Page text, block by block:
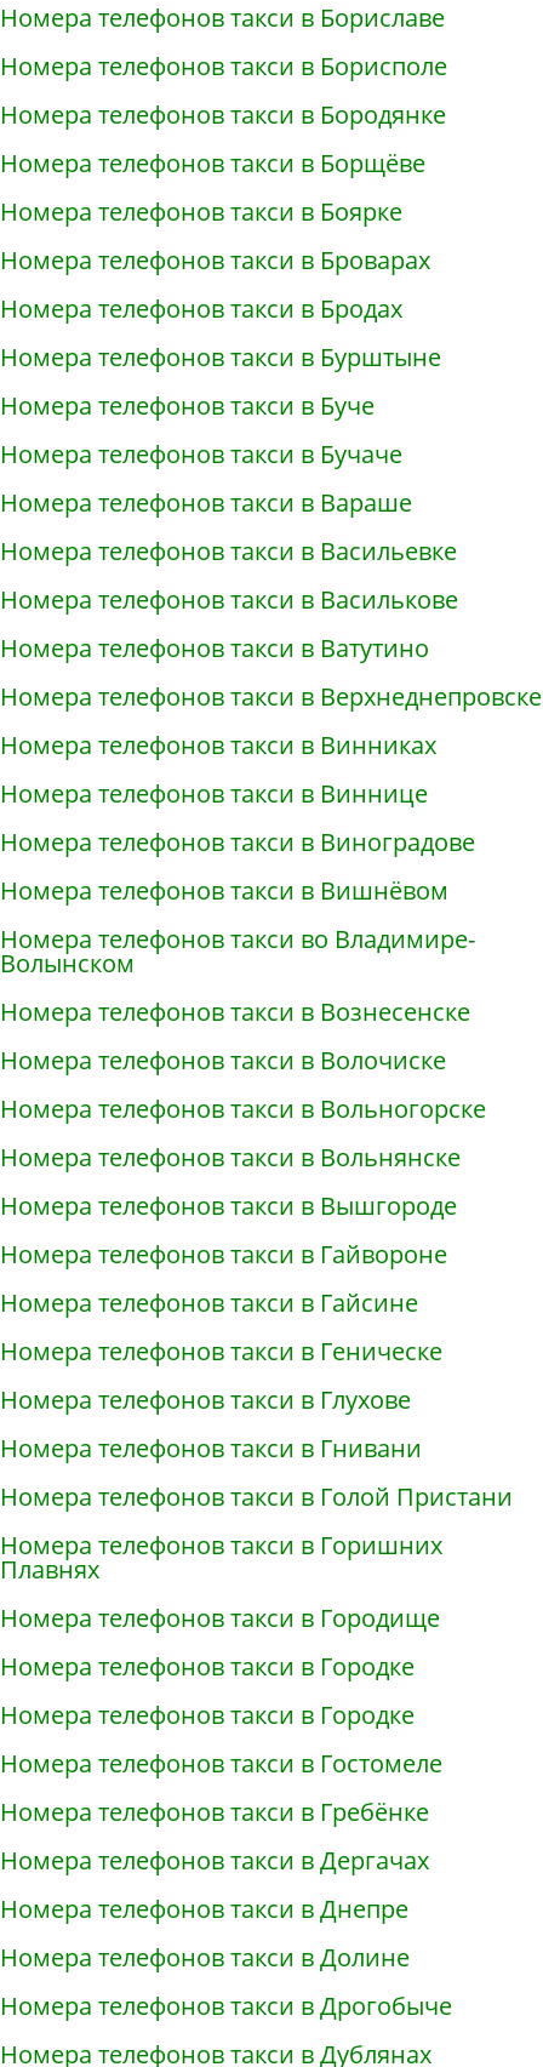
Номера телефонов такси в Бориславе
Номера телефонов такси в Борисполе
Номера телефонов такси в Бородянке
Номера телефонов такси в Борщёве
Номера телефонов такси в Боярке
Номера телефонов такси в Броварах
Номера телефонов такси в Бродах
Номера телефонов такси в Бурштыне
Номера телефонов такси в Буче
Номера телефонов такси в Бучаче
Номера телефонов такси в Вараше
Номера телефонов такси в Васильевке
Номера телефонов такси в Василькове
Номера телефонов такси в Ватутино
Номера телефонов такси в Верхнеднепровске
Номера телефонов такси в Винниках
Номера телефонов такси в Виннице
Номера телефонов такси в Виноградове
Номера телефонов такси в Вишнёвом
Номера телефонов такси во Владимире-
Волынском
Номера телефонов такси в Вознесенске
Номера телефонов такси в Волочиске
Номера телефонов такси в Вольногорске
Номера телефонов такси в Вольнянске
Номера телефонов такси в Вышгороде
Номера телефонов такси в Гайвороне
Номера телефонов такси в Гайсине
Номера телефонов такси в Геническе
Номера телефонов такси в Глухове
Номера телефонов такси в Гнивани
Номера телефонов такси в Голой Пристани
Номера телефонов такси в Горишних
Плавнях
Номера телефонов такси в Городище
Номера телефонов такси в Городке
Номера телефонов такси в Городке
Номера телефонов такси в Гостомеле
Номера телефонов такси в Гребёнке
Номера телефонов такси в Дергачах
Номера телефонов такси в Днепре
Номера телефонов такси в Долине
Номера телефонов такси в Дрогобыче
Номера телефонов такси в Дублянах